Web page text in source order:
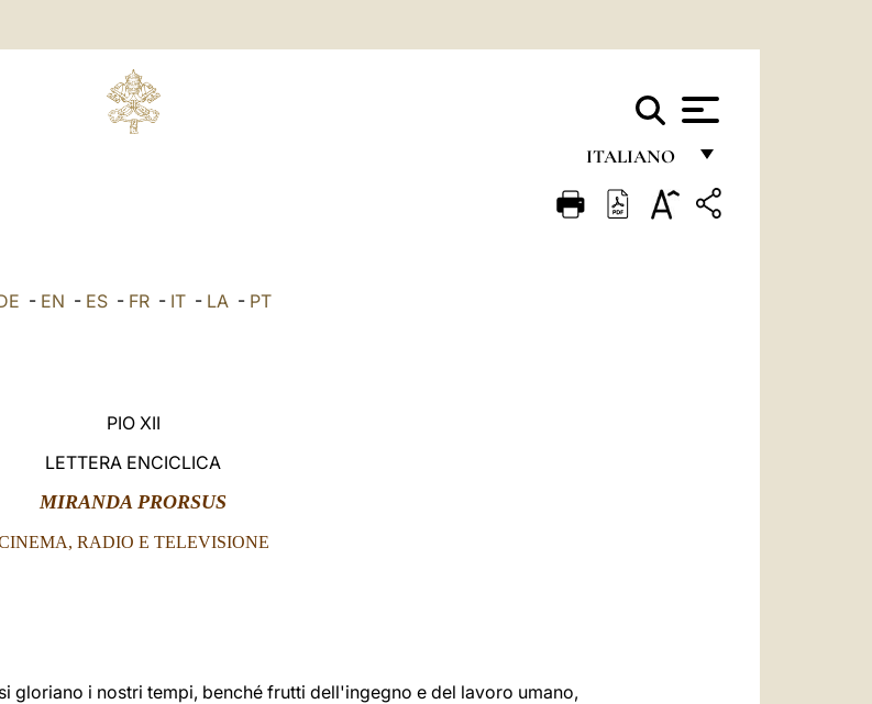
ITALIANO
FRANÇAIS
- EN - ES- FR- IT- LA- PT
PIO XII
LETTERA ENCICLICA
MIRANDA PRORSUS
RADIO E TELEVISIONE
gloriano i nostri tempi, benché frutti dell'ingegno e del lavoro umano,